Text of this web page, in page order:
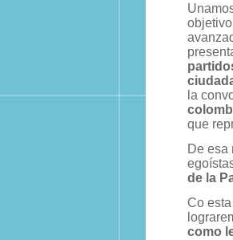
la
que
De esa
de la
Co
como